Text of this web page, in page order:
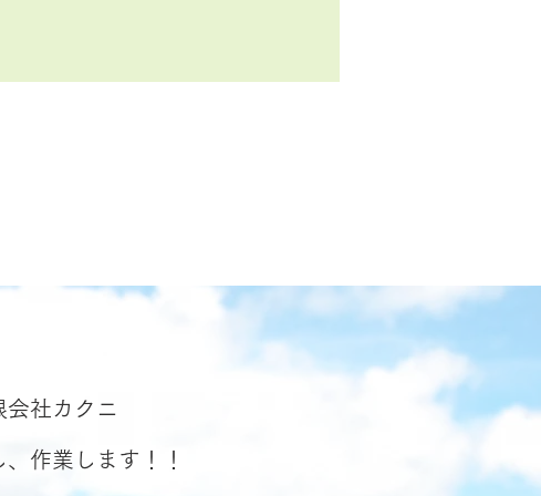
社カクニ
作業します！！